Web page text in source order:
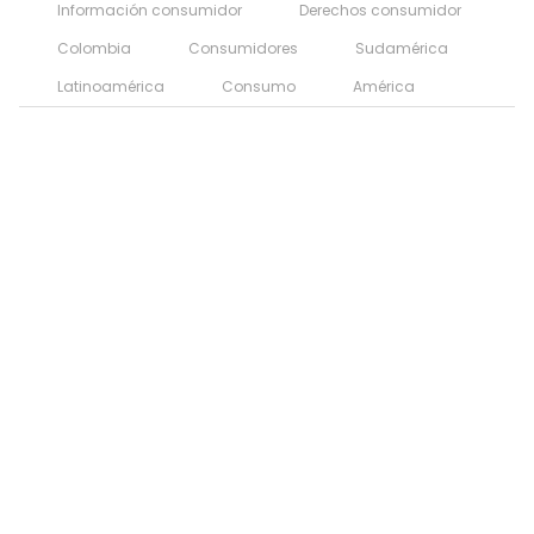
Información consumidor
Derechos consumidor
Colombia
Consumidores
Sudamérica
Latinoamérica
Consumo América